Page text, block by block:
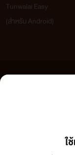
ใ
Tunwalai Easy
(สำหรับ Android)
เว็บไซต์แห่งนี้ไม่ได้เห็นด้วยและ
วิจารณญาณในการกลั่นกรองด้ว
กรุณาแจ้งมาที่
ลิขสิทธิ์ตามพระราชบัญญัติลิขสิท